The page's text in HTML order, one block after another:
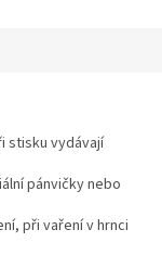
stisku vydávají
pánvičky nebo
při vaření v hrnci